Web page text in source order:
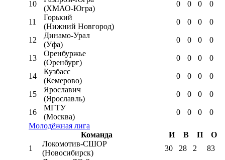
10
(ХМАО-Югра)
0 0 0 0
11
Горький
(Нижний Новгород)
0 0 0 0
12
Динамо-Урал
(Уфа)
0 0 0 0
13
Оренбуржье
(Оренбург)
0 0 0 0
14
Кузбасс
(Кемерово)
0 0 0 0
15
Ярославич
(Ярославль)
0 0 0 0
16
МГТУ
(Москва)
0 0 0
0
Молодёжная лига
Команда
И В П
О
1
Локомотив-CШОР
(Новосибирск)
30 28 2 83